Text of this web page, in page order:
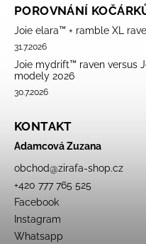
POROVNÁNÍ
Joie elara™ + ramble XL
31.7.2026
Joie mydrift™ raven versus
modely 2026
30.7.2026
KONTAKT
Adamcová Zuzana
obchod@zirafa-shop.cz
+420 777 765 525
Facebook
Instagram
Whatsapp